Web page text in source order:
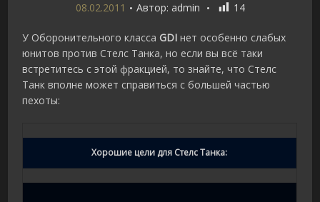
08.02.2011 Автор: admin 14
У Оборонительного класса GDI нет особенно слабых
юнитов против Стелс Танка, но если вы всё таки
встретитесь с этой фракцией, то знайте, что Стелс
Танк вполне может справиться с большей частью
пехоты:
Хорошие цели для Стелс Танка: